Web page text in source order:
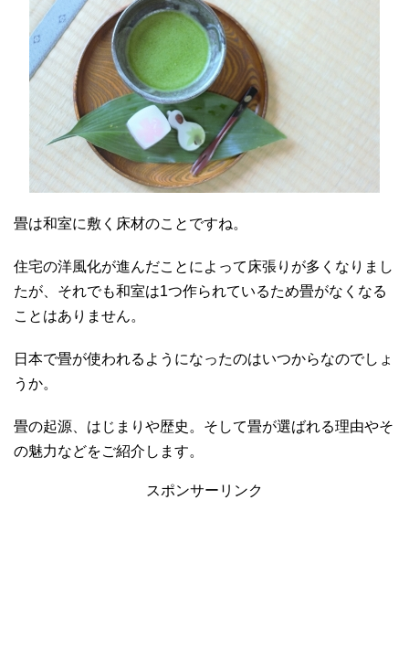
畳は和室に敷く床材のことですね。
住宅の洋風化が進んだことによって床張りが多くなりまし
たが、それでも和室は1つ作られているため畳がなくなる
ことはありません。
日本で畳が使われるようになったのはいつからなのでしょ
うか。
畳の起源、はじまりや歴史。そして畳が選ばれる理由やそ
の魅力などをご紹介します。
スポンサーリンク